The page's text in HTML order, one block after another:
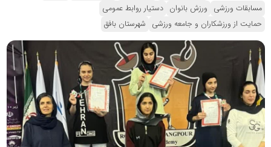
مسابقات ورزشی ورزش بانوان دستیار روابط عمومی
حمایت از ورزشکاران و جامعه ورزشی شهرستان بافق